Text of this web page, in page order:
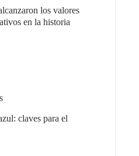
los valores
en la historia
claves para el